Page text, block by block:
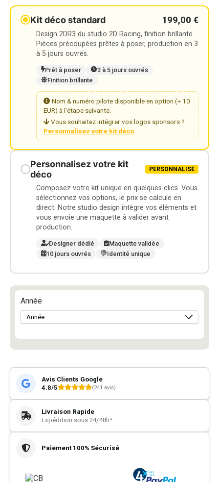
Kit déco standard 199,00 €
Design 2DR3 du studio 2D Racing, finition brillante.
Pièces précoupées prêtes à poser, production en 3
à 5 jours ouvrés.
Prêt à poser
3 à 5 jours ouvrés
Finition brillante
Nom & numéro pilote disponible en option (+ 10
EUR) à l'étape suivante.
Vous souhaitez intégrer vos logos sponsors ?
Personnalisez votre kit déco
Personnalisez votre kit
déco
PERSONNALISÉ
Composez votre kit unique en quelques clics. Vous
sélectionnez vos options, le prix se calcule en
direct. Notre studio design intègre vos éléments et
vous envoie une maquette à valider avant
production.
Designer dédié
Maquette validée
10 jours ouvrés
Identité unique
Année
Avis Clients Google
4.8/5
(241 avis)
Livraison Rapide
Expédition sous 24/48h*
Paiement 100% Sécurisé